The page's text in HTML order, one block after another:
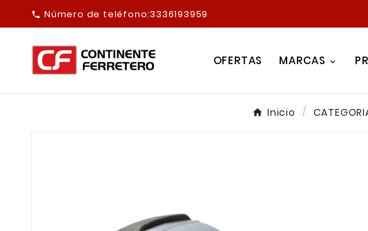
 Número de teléfono:3336193959
OFERTAS MARCAS
Inicio